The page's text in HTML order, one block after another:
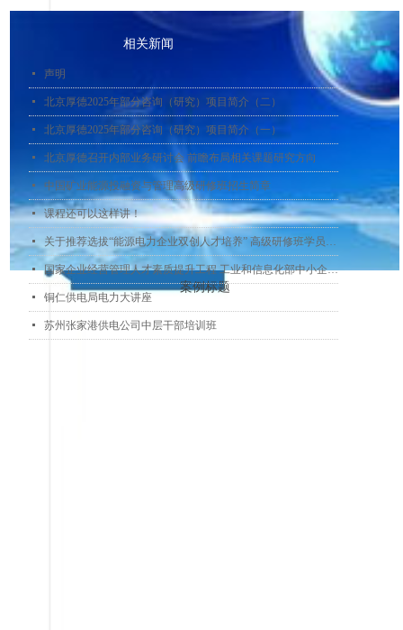
案例标题
넷 声明
넷 北京厚德2025年部分咨询（研究）项目简介（二）
넷 北京厚德2025年部分咨询（研究）项目简介（一）
넷 北京厚德召开内部业务研讨会 前瞻布局相关课题研究方向
넷 中国矿业能源投融资与管理高级研修班招生简章
넷 课程还可以这样讲！
넷 关于推荐选拔“能源电力企业双创人才培养” 高级研修班学员的通知
넷 国家企业经营管理人才素质提升工程 工业和信息化部中小企业经营管理领军人才 促进大中小企业融通发展专题培训
넷 铜仁供电局电力大讲座
넷 苏州张家港供电公司中层干部培训班
相关新闻